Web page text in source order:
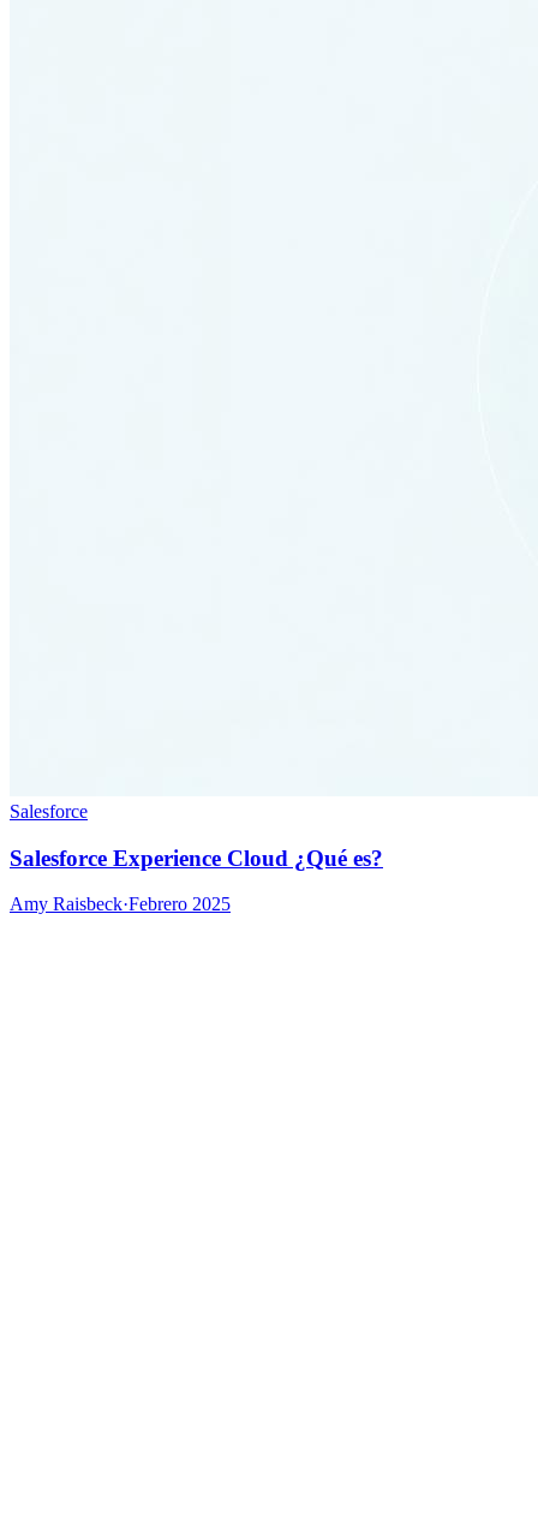
Salesforce
Salesforce Experience Cloud ¿Qué es?
Amy Raisbeck·Febrero 2025